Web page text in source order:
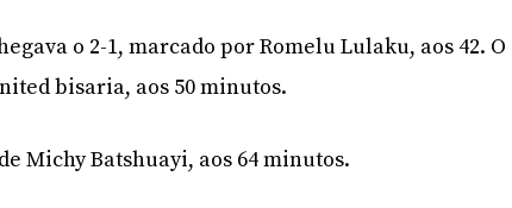
o 2-1, marcado por Romelu Lulaku, aos 42. O
bisaria, aos 50 minutos.
Michy Batshuayi, aos 64 minutos.